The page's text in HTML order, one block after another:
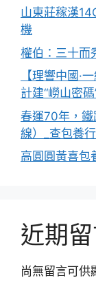
山東莊稼漢
機
權伯：三十而
【理響中國·
計建“嶗山密碼
春運70年，
線）_查包養
高圓圓黃喜包
近期
尚無留言可供